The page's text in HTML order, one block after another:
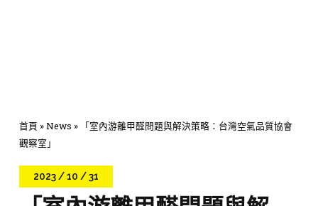
首頁 »News »
「室內游離甲醛問題與解決策略：台灣空氣品質協會
觀察室」
2023 / 10 / 31